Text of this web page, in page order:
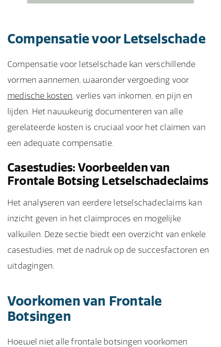
Compensatie voor Letselschade
Compensatie voor letselschade kan verschillende
vormen aannemen, waaronder vergoeding voor
medische kosten , verlies van inkomen, en pijn en
lijden. Het nauwkeurig documenteren van alle
gerelateerde kosten is cruciaal voor het claimen van
een adequate compensatie.
Casestudies: Voorbeelden van
Frontale Botsing Letselschadeclaims
Het analyseren van eerdere letselschadeclaims kan
inzicht geven in het claimproces en mogelijke
valkuilen. Deze sectie biedt een overzicht van enkele
casestudies, met de nadruk op de succesfactoren en
uitdagingen.
Voorkomen van Frontale
Botsingen
Hoewel niet alle frontale botsingen voorkomen